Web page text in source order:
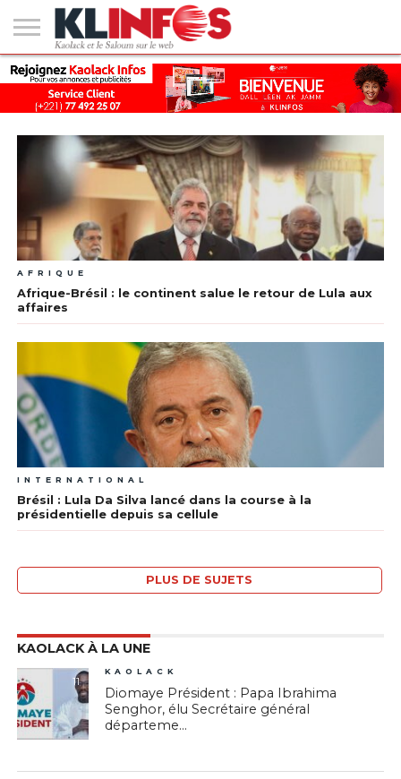
#2
(PAS
DE
TITRE)
KAOLACK
POLITIQUE
ECONOMIE
SOCIÉTÉ
CULTURE
PEOPLE
SPORT
SANTÉ
AFRIQUE
INTERNATIONAL
EMPLOI &
FORMATION
AFRIQUE
Afrique-Brésil : le continent salue le retour de Lula aux
affaires
INTERNATIONAL
Brésil : Lula Da Silva lancé dans la course à la
présidentielle depuis sa cellule
PLUS DE SUJETS
KAOLACK À LA UNE
11
KAOLACK
Diomaye Président : Papa Ibrahima
Senghor, élu Secrétaire général
départeme...